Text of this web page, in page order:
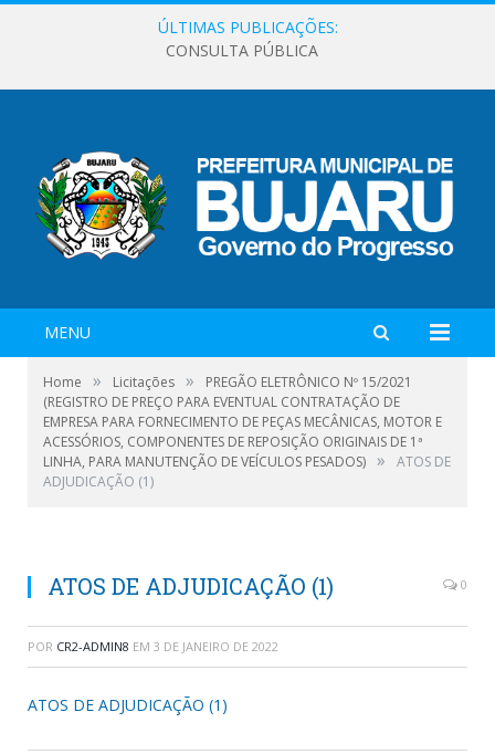
ÚLTIMAS PUBLICAÇÕES:
CONSULTA PÚBLICA
MENU
Home » Licitações »
PREGÃO ELETRÔNICO Nº 15/2021
(REGISTRO DE PREÇO PARA EVENTUAL CONTRATAÇÃO DE
EMPRESA PARA FORNECIMENTO DE PEÇAS MECÂNICAS, MOTOR E
ACESSÓRIOS, COMPONENTES DE REPOSIÇÃO ORIGINAIS DE 1ª
LINHA, PARA MANUTENÇÃO DE VEÍCULOS PESADOS) »
ATOS DE
ADJUDICAÇÃO (1)
ATOS DE ADJUDICAÇÃO (1) 0
POR CR2-ADMIN8 EM 3 DE JANEIRO DE 2022
ATOS DE ADJUDICAÇÃO (1)